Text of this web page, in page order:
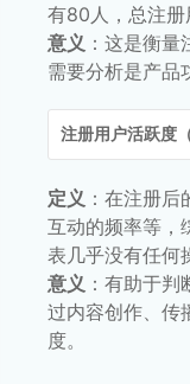
有80人，总注册
意义 ：这是衡
需要分析是产品
注册用户活跃度
定义 ：在注册
互动的频率等，
表几乎没有任何
意义 ：有助于
过内容创作、传
度。